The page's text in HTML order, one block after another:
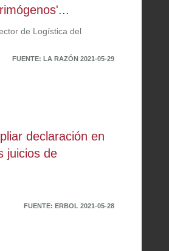
de Logística del
FUENTE: LA RAZÓN 2021-05-29
declaración en
juicios de
FUENTE: ERBOL 2021-05-28